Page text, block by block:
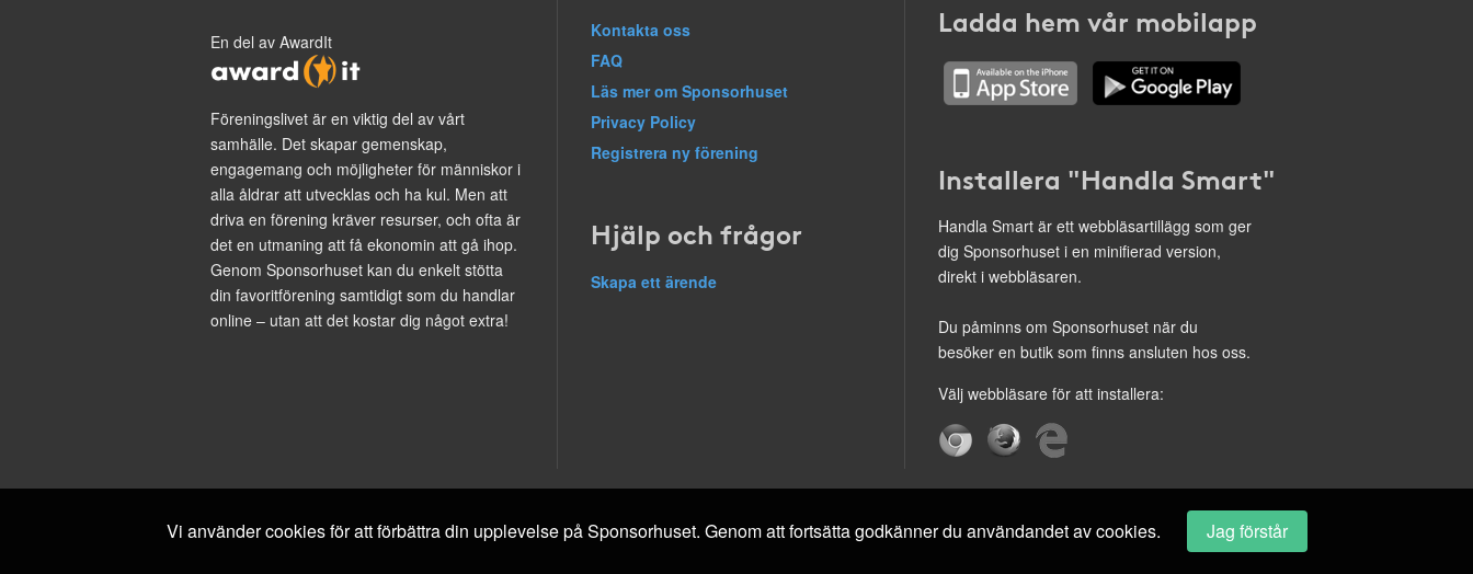
En del av AwardIt
Föreningslivet är en viktig del av vårt
samhälle. Det skapar gemenskap,
engagemang och möjligheter för människor i
alla åldrar att utvecklas och ha kul. Men att
driva en förening kräver resurser, och ofta är
det en utmaning att få ekonomin att gå ihop.
Genom Sponsorhuset kan du enkelt stötta
din favoritförening samtidigt som du handlar
online – utan att det kostar dig något extra!
Kontakta oss
FAQ
Läs mer om Sponsorhuset
Privacy Policy
Registrera ny förening
Hjälp och frågor
Skapa ett ärende
Ladda hem vår mobilapp
Installera "Handla Smart"
Handla Smart är ett webbläsartillägg som ger
dig Sponsorhuset i en minifierad version,
direkt i webbläsaren.
Du påminns om Sponsorhuset när du
besöker en butik som finns ansluten hos oss.
Välj webbläsare för att installera:
Vi använder cookies för att förbättra din upplevelse på Sponsorhuset. Genom att fortsätta godkänner du användandet av cookies. Jag förstår